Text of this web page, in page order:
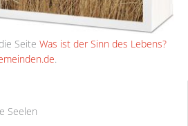
Seelen
Seite Was ist der Sinn des Lebens?
.